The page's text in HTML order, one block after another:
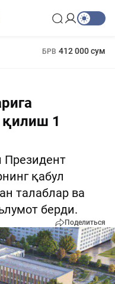
БРВ 412 000 сум
1
Президент
қабул
талаблар ва
берди.
Поделиться